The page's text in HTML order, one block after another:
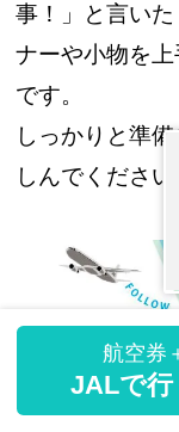
航空券
JALで行
事！」と言い
ナーや小物を
です。
しっかりと準
しんでくださ